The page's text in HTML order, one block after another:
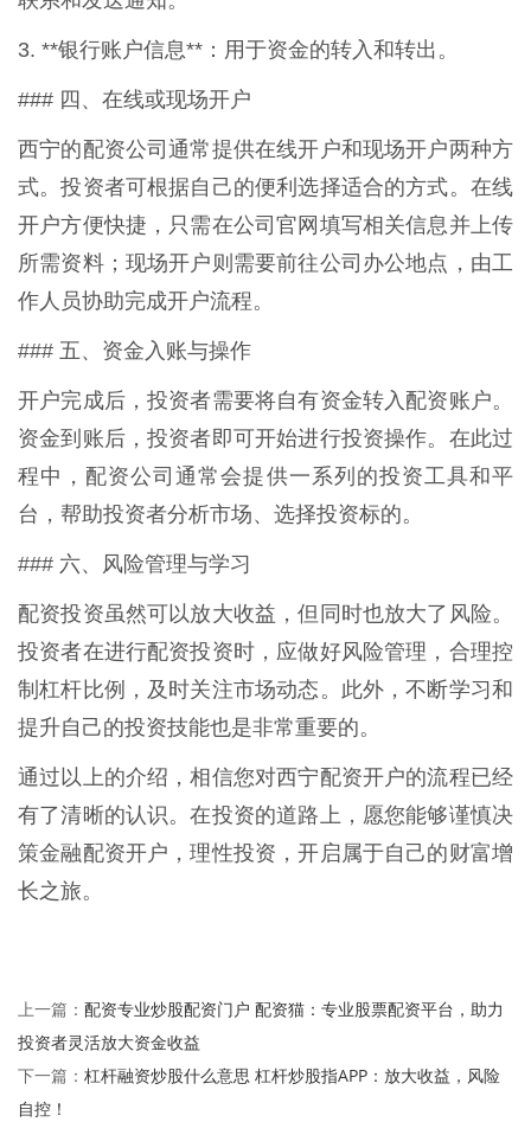
3. **银行账户信息**：用于资金的转入和转出。
### 四、在线或现场开户
西宁的配资公司通常提供在线开户和现场开户两种方
式。投资者可根据自己的便利选择适合的方式。在线
开户方便快捷，只需在公司官网填写相关信息并上传
所需资料；现场开户则需要前往公司办公地点，由工
作人员协助完成开户流程。
### 五、资金入账与操作
开户完成后，投资者需要将自有资金转入配资账户。
资金到账后，投资者即可开始进行投资操作。在此过
程中，配资公司通常会提供一系列的投资工具和平
台，帮助投资者分析市场、选择投资标的。
### 六、风险管理与学习
配资投资虽然可以放大收益，但同时也放大了风险。
投资者在进行配资投资时，应做好风险管理，合理控
制杠杆比例，及时关注市场动态。此外，不断学习和
提升自己的投资技能也是非常重要的。
通过以上的介绍，相信您对西宁配资开户的流程已经
有了清晰的认识。在投资的道路上，愿您能够谨慎决
策金融配资开户，理性投资，开启属于自己的财富增
长之旅。
上一篇： 配资专业炒股配资门户 配资猫：专业股票配资平台，助力
投资者灵活放大资金收益
下一篇： 杠杆融资炒股什么意思 杠杆炒股指APP：放大收益，风险
自控！